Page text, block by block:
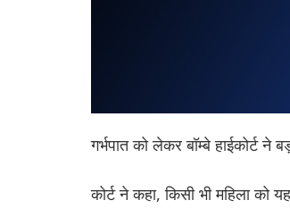
गर्भपात को लेकर बॉम्बे हाईकोर्ट ने
कोर्ट ने कहा, किसी भी महिला को